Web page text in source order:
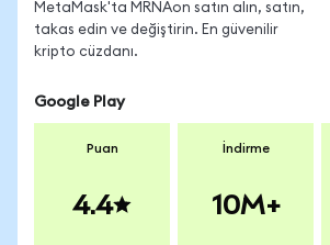
MetaMask'ta MRNAon satın alın, satın,
takas edin ve değiştirin. En güvenilir
kripto cüzdanı.
Google Play
Puan
4.4
İndirme
10M+